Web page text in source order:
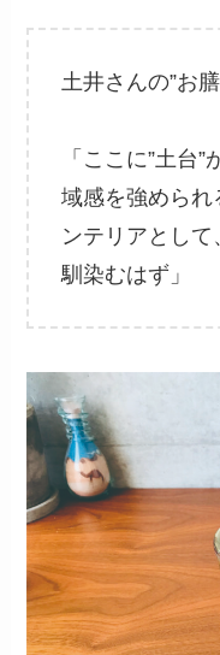
土井さんの”お
「ここに”土台
域感を強められ
ンテリアとし
馴染むはず」